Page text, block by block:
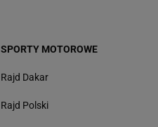
SPORTY MOTOROWE
Rajd Dakar
Rajd Polski